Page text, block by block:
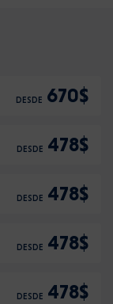
DESDE 670$
DESDE 478$
DESDE 478$
DESDE 478$
DESDE 478$